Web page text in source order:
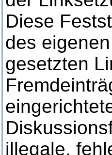
Diese
des
gesetzten
illegale,